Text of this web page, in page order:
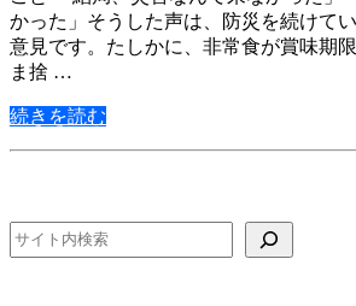
かった」そうした声は、防災を続けて
意見です。たしかに、非常食が賞味期
ま捨 …
続きを読む
検索